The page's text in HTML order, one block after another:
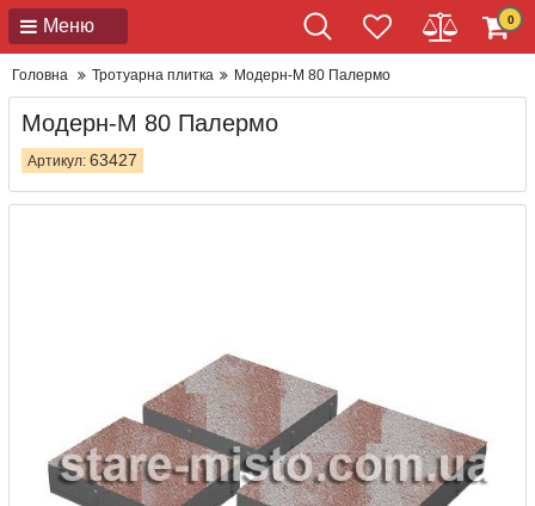
Меню 0
Головна Тротуарна плитка Модерн-М 80 Палермо
Модерн-М 80 Палермо
Артикул: 63427